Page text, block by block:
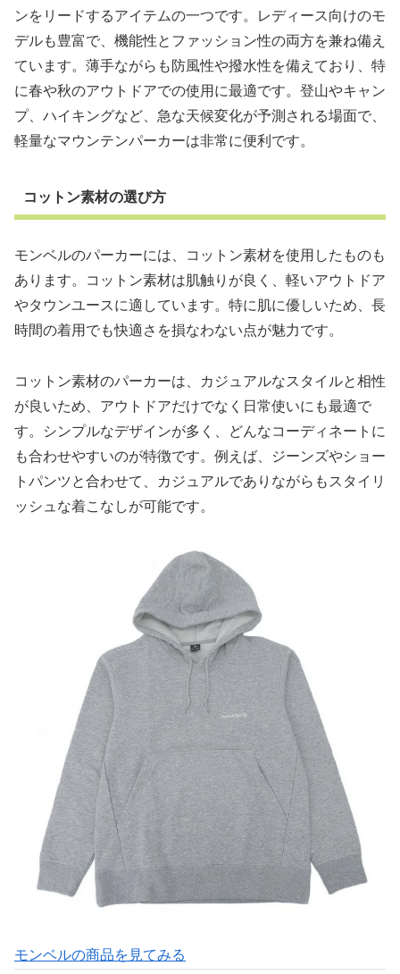
ンをリードするアイテムの一つです。レディース向けのモ
デルも豊富で、機能性とファッション性の両方を兼ね備え
ています。薄手ながらも防風性や撥水性を備えており、特
に春や秋のアウトドアでの使用に最適です。登山やキャン
プ、ハイキングなど、急な天候変化が予測される場面で、
軽量なマウンテンパーカーは非常に便利です。
コットン素材の選び方
モンベルのパーカーには、コットン素材を使用したものも
あります。コットン素材は肌触りが良く、軽いアウトドア
やタウンユースに適しています。特に肌に優しいため、長
時間の着用でも快適さを損なわない点が魅力です。
コットン素材のパーカーは、カジュアルなスタイルと相性
が良いため、アウトドアだけでなく日常使いにも最適で
す。シンプルなデザインが多く、どんなコーディネートに
も合わせやすいのが特徴です。例えば、ジーンズやショー
トパンツと合わせて、カジュアルでありながらもスタイリ
ッシュな着こなしが可能です。
モンベルの商品を見てみる